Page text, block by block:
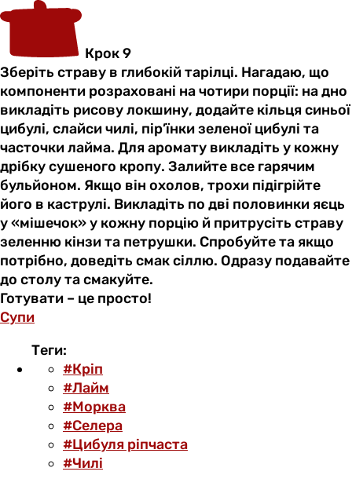
Крок 9
Зберіть страву в глибокій тарілці. Нагадаю, що
компоненти розраховані на чотири порції: на дно
викладіть рисову локшину, додайте кільця синьої
цибулі, слайси чилі, пір’їнки зеленої цибулі та
часточки лайма. Для аромату викладіть у кожну
дрібку сушеного кропу. Залийте все гарячим
бульйоном. Якщо він охолов, трохи підігрійте
його в каструлі. Викладіть по дві половинки яєць
у «мішечок» у кожну порцію й притрусіть страву
зеленню кінзи та петрушки. Спробуйте та якщо
потрібно, доведіть смак сіллю. Одразу подавайте
до столу та смакуйте.
Готувати – це просто!
Супи
Теги:
#Кріп
#Лайм
#Морква
#Селера
#Цибуля ріпчаста
#Чилі